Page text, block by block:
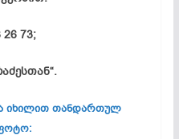
26 73;
“.
იხილით თანდართულ
: